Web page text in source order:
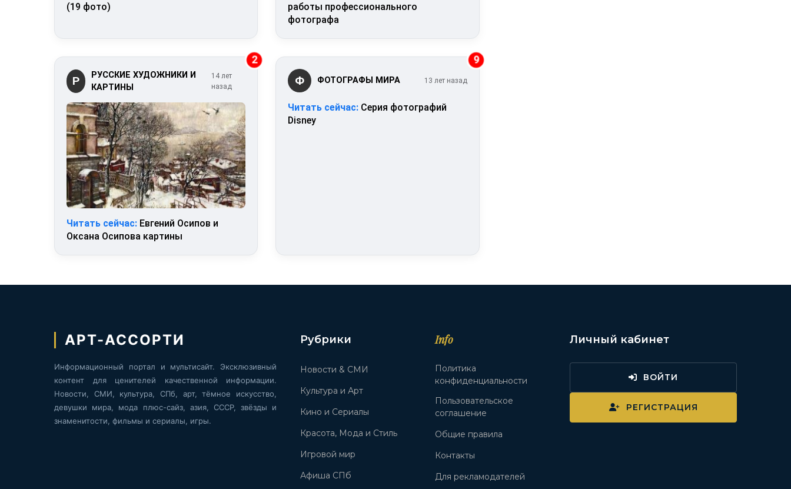
(19 фото)
работы профессионального
фотографа
2
Р
РУССКИЕ ХУДОЖНИКИ И
КАРТИНЫ
14 лет
назад
Читать сейчас: Евгений Осипов и
Оксана Осипова картины
9
Ф ФОТОГРАФЫ МИРА 13 лет назад
Читать сейчас: Серия фотографий
Disney
АРТ-АССОРТИ
Информационный портал и мультисайт. Эксклюзивный
контент для ценителей качественной информации.
Новости, СМИ, культура, СПб, арт, тёмное искусство,
девушки мира, мода плюс-сайз, азия, СССР, звёзды и
знаменитости, фильмы и сериалы, игры.
Рубрики
Новости & СМИ
Культура и Арт
Кино и Сериалы
Красота, Мода и Стиль
Игровой мир
Афиша СПб
Info
Политика
конфиденциальности
Пользовательское
соглашение
Общие правила
Контакты
Для рекламодателей
Личный кабинет
ВОЙТИ
РЕГИСТРАЦИЯ